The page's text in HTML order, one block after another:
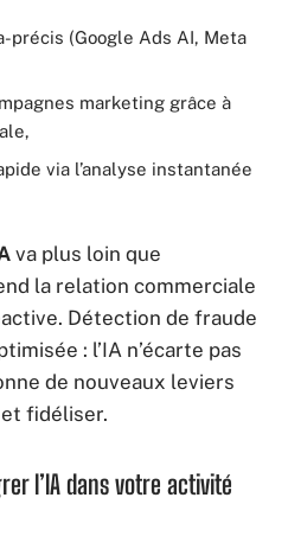
(Google Ads AI, Meta
marketing grâce à
via l’analyse instantanée
va plus loin que
la relation commerciale
Détection de fraude
: l’IA n’écarte pas
de nouveaux leviers
fidéliser.
l’IA dans votre activité